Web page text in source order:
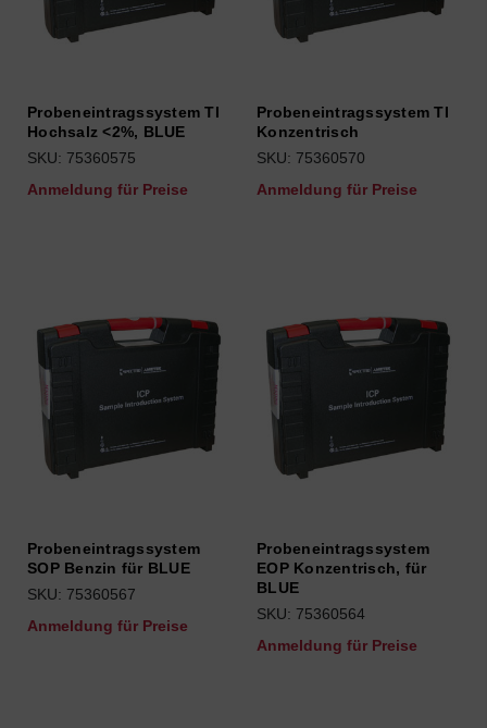
Probeneintragssystem TI
Hochsalz <2%, BLUE
SKU: 75360575
Anmeldung für Preise
Probeneintragssystem TI
Konzentrisch
SKU: 75360570
Anmeldung für Preise
Probeneintragssystem
SOP Benzin für BLUE
SKU: 75360567
Anmeldung für Preise
Probeneintragssystem
EOP Konzentrisch, für
BLUE
SKU: 75360564
Anmeldung für Preise